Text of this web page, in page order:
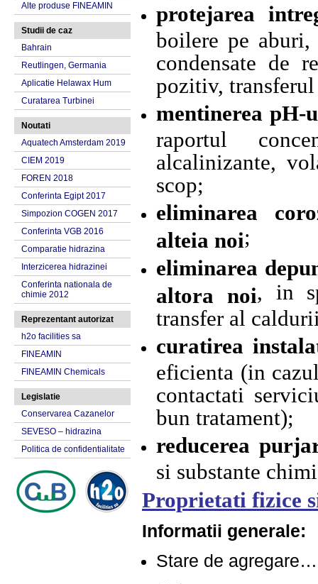
protejarea
boilere pe
condensate de
pozitiv, transferul
mentinerea pH-
raportul
alcalinizante,
scop;
eliminarea
alteia noi;
eliminarea
altora noi, in
transfer al
curatirea
eficienta (in
contactati
bun tratament);
reducerea
si substante
Proprietati fizice
Informatii generale:
Stare de
Alte produse FINEAMIN
Studii de caz
Bahrain
Reutlingen, Germania
Aplicatie Helawax Hum
Curatarea Turbinei
Noutati
Aquatech Amsterdam 2019
CIEM 2019
FOREN 2018
Conferinta Egipt 2017
Simpozion COGEN 2017
Conferinta VGB 2016
Comparatie hidrazina
Interzicerea hidrazinei
Conferinta nationala de
chimie 2012
Reprezentant autorizat
h2o facilities sa
FINEAMIN
FINEAMIN Chemicals
Legislatie
Conservarea Cazanelor
SEVESO – hidrazina
Politica de confidentialitate